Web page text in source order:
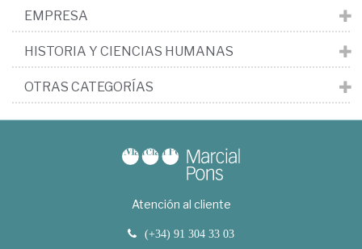
EMPRESA
HISTORIA Y CIENCIAS HUMANAS
OTRAS CATEGORÍAS
Atención al cliente
(+34) 91 304 33 03